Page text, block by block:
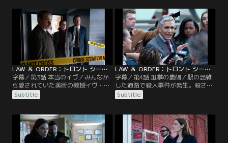
LAW ＆ ORDER：トロント シーズン1 第03話／字幕
字幕／第3話 本当のイヴ／みんなか
ら愛されていた美術の教授イヴ・キ
ンウッドが殺害された。チームはイ
ヴの作品を使って“本当のイヴ”と殺
Subtitle
LAW ＆ ORDER：トロント シーズン1 第04話／字幕
字幕／第4話 選挙の裏側／駅の混雑
した通路で殺人事件が発生。殺され
た記者の行動をたどっていくと市長
選の当事者たちが浮かび上がってき
Subtitle